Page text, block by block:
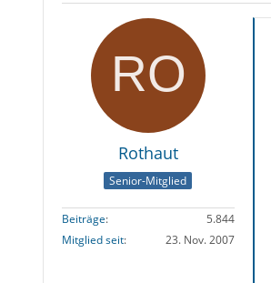
Rothaut
Senior-Mitglied
Beiträge
5.844
Mitglied seit
23. Nov. 2007